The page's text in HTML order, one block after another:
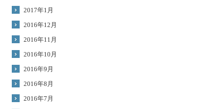
2017年1月
2016年12月
2016年11月
2016年10月
2016年9月
2016年8月
2016年7月